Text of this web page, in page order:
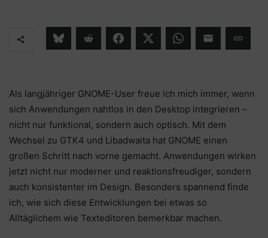
Als langjähriger GNOME-User freue ich mich immer, wenn
sich Anwendungen nahtlos in den Desktop integrieren –
nicht nur funktional, sondern auch optisch. Mit dem
Wechsel zu GTK4 und Libadwaita hat GNOME einen
großen Schritt nach vorne gemacht. Anwendungen wirken
jetzt nicht nur moderner und reaktionsfreudiger, sondern
auch konsistenter im Design. Besonders spannend finde
ich, wie sich diese Entwicklungen bei etwas so
Alltäglichem wie Texteditoren bemerkbar machen.